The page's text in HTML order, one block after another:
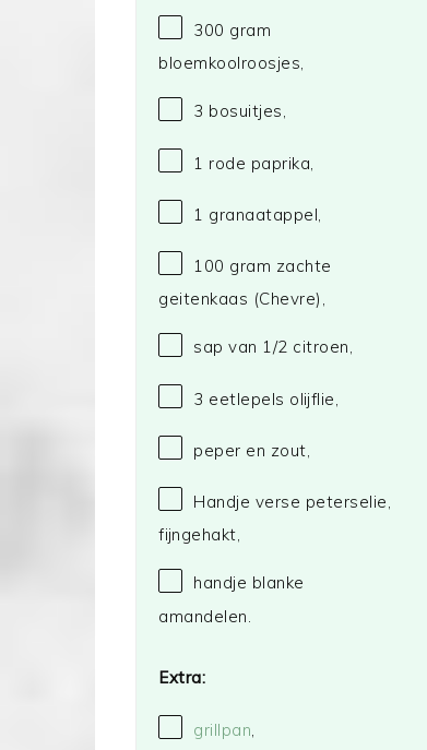
300 gram
bloemkoolroosjes,
3 bosuitjes,
1 rode paprika,
1 granaatappel,
100 gram zachte
geitenkaas (Chevre),
sap van 1/2 citroen,
3 eetlepels olijflie,
peper en zout,
Handje verse peterselie,
fijngehakt,
handje blanke
amandelen.
Extra:
grillpan,